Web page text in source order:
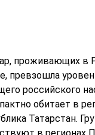
проживающих в
превзошла
российского
обитает в
Татарстан.